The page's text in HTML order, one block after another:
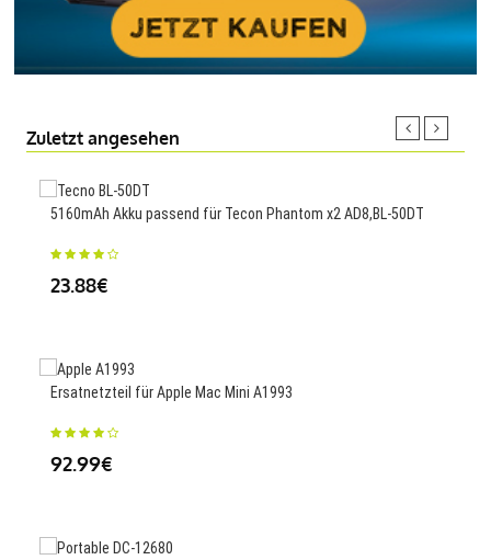
Zuletzt angesehen
5160mAh Akku passend für Tecon Phantom x2 AD8,BL-50DT
23.88€
Ersatnetzteil für Apple Mac Mini A1993
92.99€